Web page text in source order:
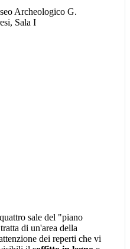
sale del "piano
di un'area della
dei reperti che vi